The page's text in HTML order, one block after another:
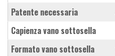
Patente necessaria
Capienza vano sottosella
Formato vano sottosella